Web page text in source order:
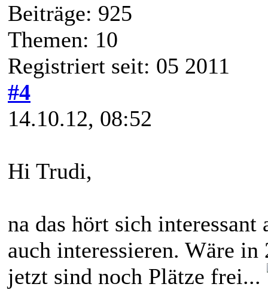
Beiträge: 925
Themen: 10
Registriert seit: 05 2011
#4
14.10.12, 08:52
Hi Trudi,
na das hört sich
auch interessieren. Wäre
jetzt sind noch Plätze frei...